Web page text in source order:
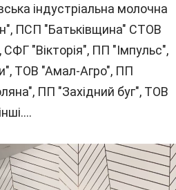
індустріальна молочна
ПСП "Батьківщина" СТОВ
"Вікторія", ПП "Імпульс",
ТОВ "Амал-Агро", ПП
ПП "Західний буг", ТОВ